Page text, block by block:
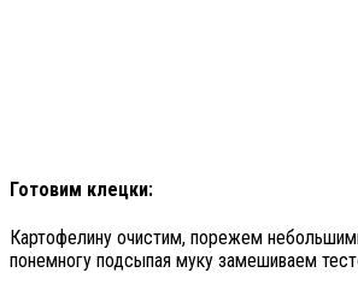
Готовим клецки:
Картофелину очистим, порежем
понемногу подсыпая муку замешиваем